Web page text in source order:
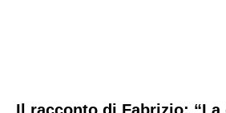
Il racconto di Fabrizio: “La